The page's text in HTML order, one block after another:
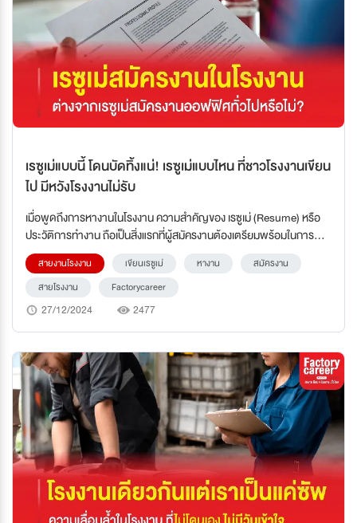
เรซูเม่แบบนี้ โดนบัดทิ้งแน่! เรซูเม่แบบไหน ที่ชาวโรงงานเขียน
ไป มีหวังโรงงานไม่รับ
เมื่อพูดถึงการหางานในโรงงาน ความสำคัญของ เรซูเม่ (Resume) หรือ
ประวัติการทำงาน ถือเป็นสิ่งแรกที่ผู้สมัครงานต้องเตรียมพร้อมในการ
สมัครงานใหม่ ซึ่งในอุตสาหกรรมโรงงานที่มีการแข่งขันสูง เรซูเม่ที่ไม่เหมาะ
สมหรือไม่ตรงกับความต้องการของโรงงาน อาจทำให้ผู้สมัครงานถูกตัด
ออกตั้งแต่การพิจารณาเอกสารเลยทีเดียว ดังนั้น เราจะมาพูดถึงว่า เรซู
เม่แบบไหนที่ชาวโรงงานควรหลีกเลี่ยง เพื่อไม่ให้ถูกมองข้ามและมีโอกาสถูก
สายงานโรงงาน เขียนเรซูเม่ หางาน
สมัครงาน
สายโรงงาน
Factorycareer
27/12/2024 2477